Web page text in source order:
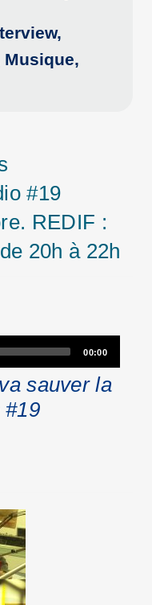
Musique,
#19
REDIF :
20h à 22h
00:00
sauver la
#19